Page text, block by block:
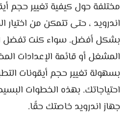
مختلفة حول كيفية تغيير حجم
اندرويد ، حتى تتمكن من اختيار
بشكل أفضل. سواء كنت تفضل
المشغل أو قائمة الإعدادات
بسهولة تغيير حجم أيقونات
احتياجاتك. بهذه الخطوات
جهاز اندرويد خاصتك حقًا.